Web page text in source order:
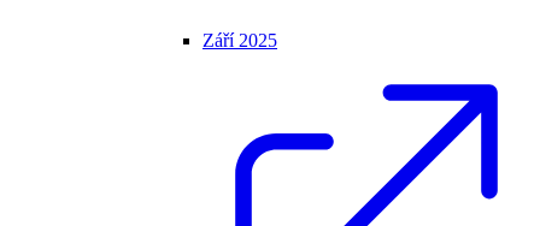
Září 2025